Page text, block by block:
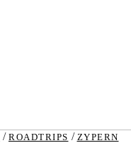
/ ROADTRIPS / ZYPERN